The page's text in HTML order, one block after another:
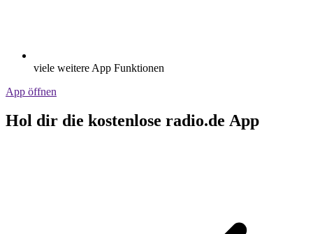
viele weitere App Funktionen
App öffnen
Hol dir die kostenlose radio.de App